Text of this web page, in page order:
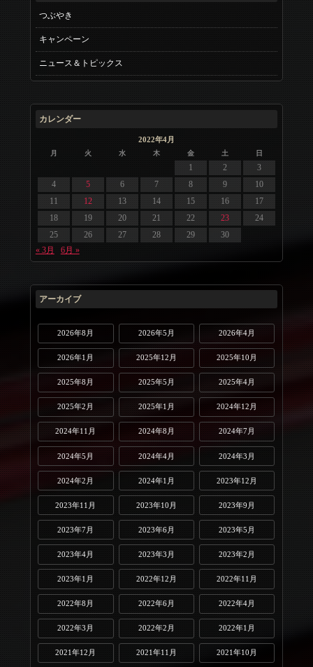
つぶやき
キャンペーン
ニュース＆トピックス
カレンダー
2022年4月
月 火 水 木 金 土 日
1 2
3
4
5 6 7 8 9
10
11
12 13 14 15 16
17
18
19 20 21 22 23
24
25
26 27 28 29
30
« 3月
6月 »
アーカイブ
2026年8月 2026年5月 2026年4月
2026年1月 2025年12月 2025年10月
2025年8月 2025年5月 2025年4月
2025年2月 2025年1月 2024年12月
2024年11月 2024年8月 2024年7月
2024年5月 2024年4月 2024年3月
2024年2月 2024年1月 2023年12月
2023年11月 2023年10月 2023年9月
2023年7月 2023年6月 2023年5月
2023年4月 2023年3月 2023年2月
2023年1月 2022年12月 2022年11月
2022年8月 2022年6月 2022年4月
2022年3月 2022年2月 2022年1月
2021年12月 2021年11月 2021年10月